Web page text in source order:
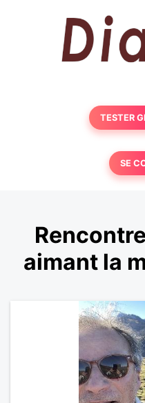
TESTER
SE
aimant la